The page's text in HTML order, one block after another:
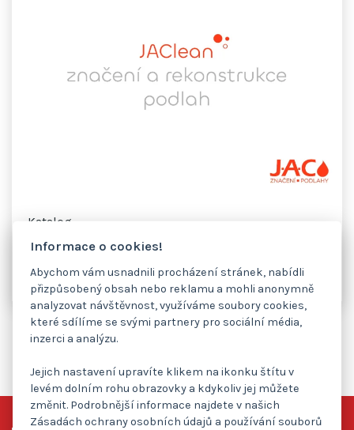
Katalog
Stáhnout
Informace o cookies!
Abychom vám usnadnili procházení stránek, nabídli
přizpůsobený obsah nebo reklamu a mohli anonymně
analyzovat návštěvnost, využíváme soubory cookies,
které sdílíme se svými partnery pro sociální média,
inzerci a analýzu.
Jejich nastavení upravíte klikem na ikonku štítu v
levém dolním rohu obrazovky a kdykoliv jej můžete
změnit. Podrobnější informace najdete v našich
Zásadách ochrany osobních údajů a používání souborů